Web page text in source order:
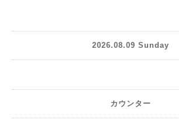
2026.08.09 Sunday
カウンター